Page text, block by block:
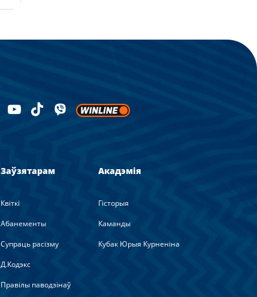
Заўзятарам
Квіткі
Абанементы
Супраць расізму
Д.Кодэкс
Правілы паводзінаў
Акадэмія
Гісторыя
Каманды
Кубак Юрыя Курненіна